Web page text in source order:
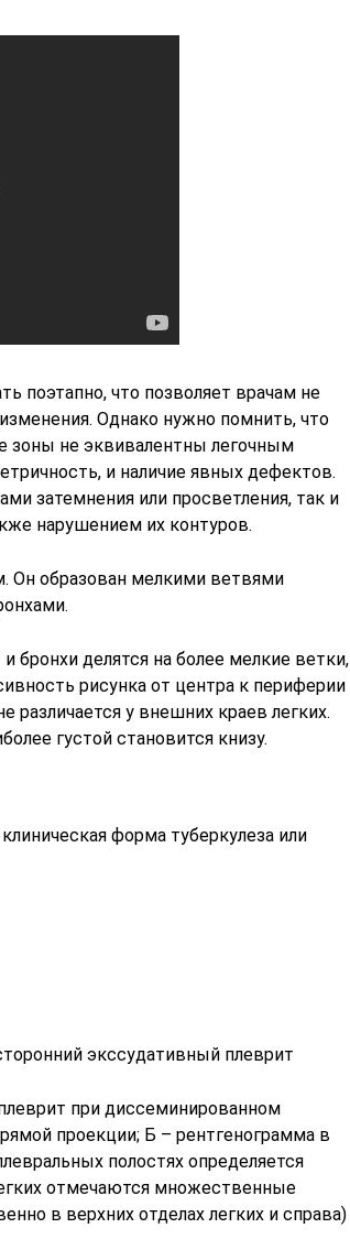
поэтапно, что позволяет врачам не
Однако нужно помнить, что
зоны не эквивалентны легочным
и наличие явных дефектов.
затемнения или просветления, так и
нарушением их контуров.
Он образован мелкими ветвями
бронхи делятся на более мелкие ветки,
рисунка от центра к периферии
различается у внешних краев легких.
густой становится книзу.
форма туберкулеза или
экссудативный плеврит
при диссеминированном
проекции; Б – рентгенограмма в
полостях определяется
отмечаются множественные
в верхних отделах легких и справа)